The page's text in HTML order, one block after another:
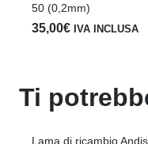
50 (0,2mm)
35,00€ IVA INCLUSA
Ti
Lama di ricambio Andis